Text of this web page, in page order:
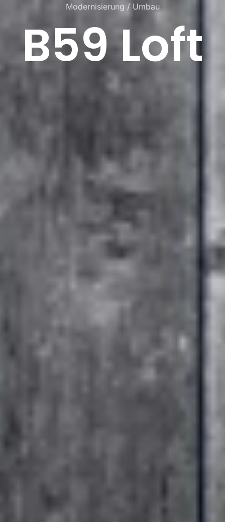
Modernisierung / Umbau
B59 Loft